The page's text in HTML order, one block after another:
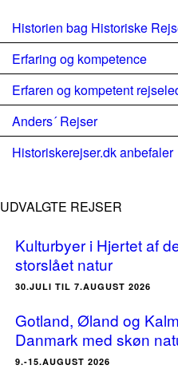
Historien bag Historiske
Erfaring og kompetence
Erfaren og kompetent
Anders´ Rejser
Historiskerejser.dk anbefaler
UDVALGTE REJSER
Kulturbyer i Hjertet af
storslået natur
30.JULI TIL 7.AUGUST 2026
Gotland, Øland og
Danmark med skøn
9.-15.AUGUST 2026